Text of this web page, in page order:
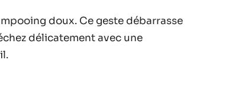
doux. Ce geste débarrasse
délicatement avec une